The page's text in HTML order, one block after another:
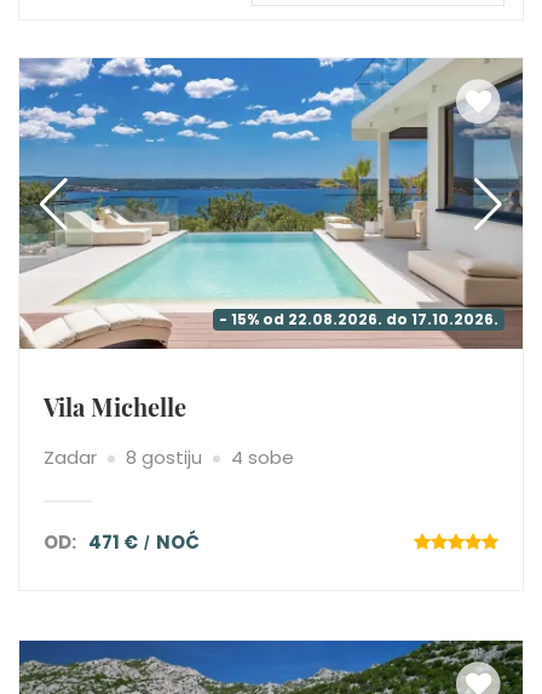
- 15% od 22.08.2026. do 17.10.2026.
Vila Michelle
Zadar 8 gostiju 4 sobe
OD: 471 € NOĆ